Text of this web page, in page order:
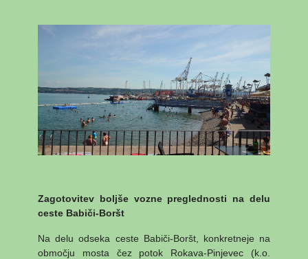
Zagotovitev boljše vozne preglednosti na delu
ceste Babiči-Boršt
Na delu odseka ceste Babiči-Boršt, konkretneje na
območju mosta čez potok Rokava-Pinjevec (k.o.